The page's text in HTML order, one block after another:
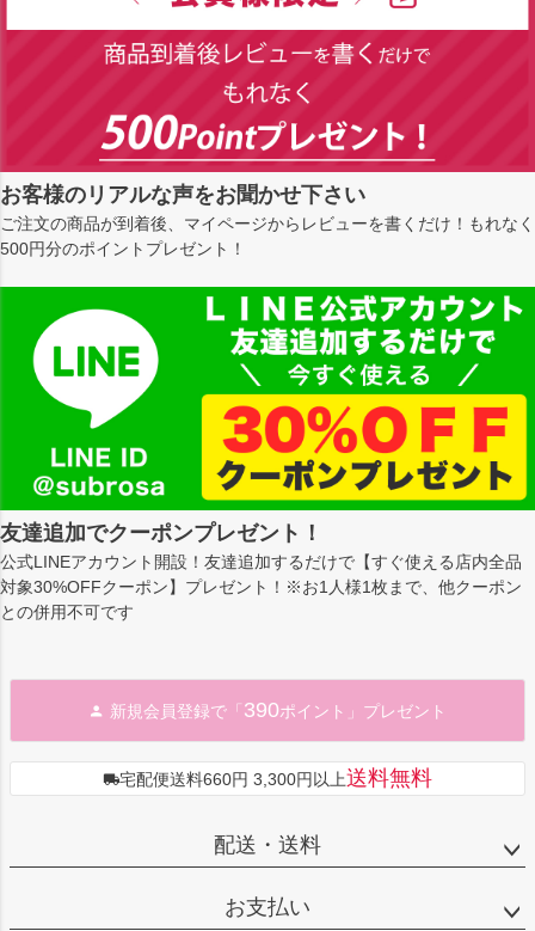
お客様のリアルな声をお聞かせ下さい
ご注文の商品が到着後、マイページからレビューを書くだけ！もれなく
500円分のポイントプレゼント！
友達追加でクーポンプレゼント！
公式LINEアカウント開設！友達追加するだけで【すぐ使える店内全品
対象30%OFFクーポン】プレゼント！※お1人様1枚まで、他クーポン
との併用不可です
新規会員登録で「 390ポイント」プレゼント
宅配便送料660円 3,300円以上送料無料
配送・送料
お支払い